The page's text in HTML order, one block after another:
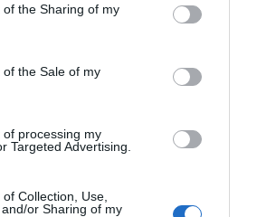
or usage behaviour. You may click to
to Google and its third-party tags to
specified purposes in below Google
the Sharing of my
the Sale of my
processing my
Targeted Advertising.
Collection, Use,
or Sharing of my
1ère Brioche Tranchée à la